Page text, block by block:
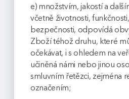
e) množstvím, jakostí a
včetně životnosti,
bezpečnosti, odpovídá
Zboží téhož druhu, které
očekávat, i s ohledem na
učiněná námi nebo jinou
smluvním řetězci, zejména
označením;